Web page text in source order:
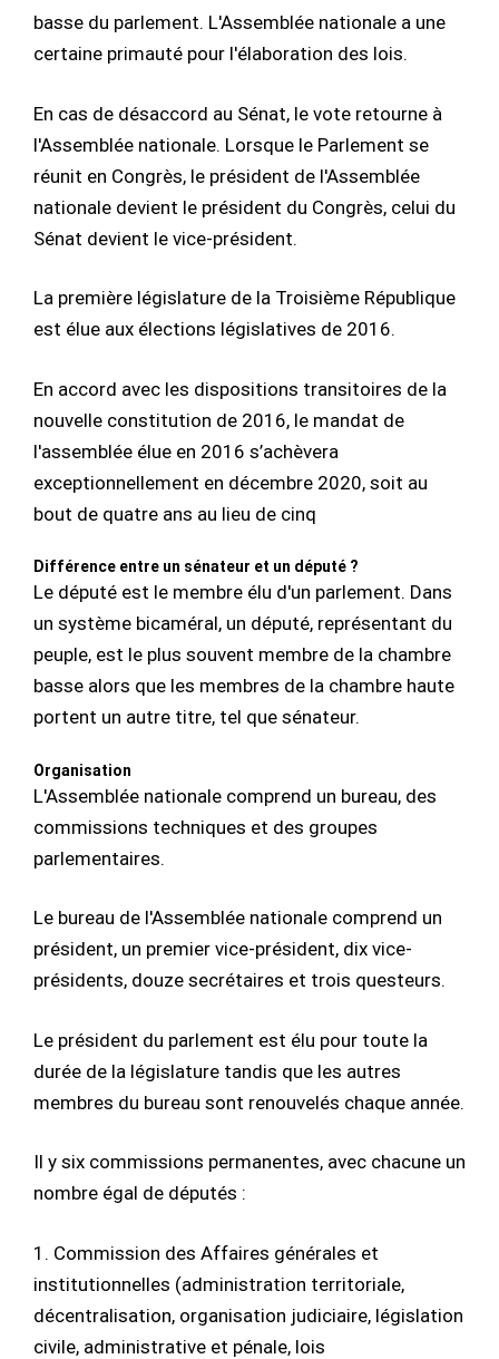
basse du parlement. L'Assemblée nationale a une
certaine primauté pour l'élaboration des lois.
En cas de désaccord au Sénat, le vote retourne à
l'Assemblée nationale. Lorsque le Parlement se
réunit en Congrès, le président de l'Assemblée
nationale devient le président du Congrès, celui du
Sénat devient le vice-président.
La première législature de la Troisième République
est élue aux élections législatives de 2016.
En accord avec les dispositions transitoires de la
nouvelle constitution de 2016, le mandat de
l'assemblée élue en 2016 s’achèvera
exceptionnellement en décembre 2020, soit au
bout de quatre ans au lieu de cinq
Différence entre un sénateur et un député ?
Le député est le membre élu d'un parlement. Dans
un système bicaméral, un député, représentant du
peuple, est le plus souvent membre de la chambre
basse alors que les membres de la chambre haute
portent un autre titre, tel que sénateur.
Organisation
L'Assemblée nationale comprend un bureau, des
commissions techniques et des groupes
parlementaires.
Le bureau de l'Assemblée nationale comprend un
président, un premier vice-président, dix vice-
présidents, douze secrétaires et trois questeurs.
Le président du parlement est élu pour toute la
durée de la législature tandis que les autres
membres du bureau sont renouvelés chaque année.
Il y six commissions permanentes, avec chacune un
nombre égal de députés :
1. Commission des Affaires générales et
institutionnelles (administration territoriale,
décentralisation, organisation judiciaire, législation
civile, administrative et pénale, lois